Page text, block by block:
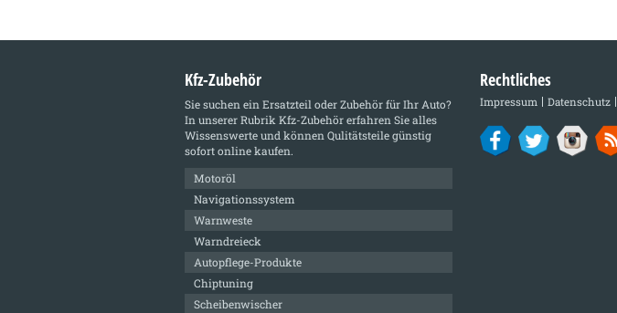
Kfz-Zubehör
Sie suchen ein Ersatzteil oder Zubehör für Ihr Auto?
In unserer RubrikKfz-Zubehörerfahren Sie alles
Wissenswerte und können Qulitätsteile günstig
sofort online kaufen.
Motoröl
Navigationssystem
Warnweste
Warndreieck
Autopflege-Produkte
Chiptuning
Scheibenwischer
Rechtliches
Impressum Datenschutz